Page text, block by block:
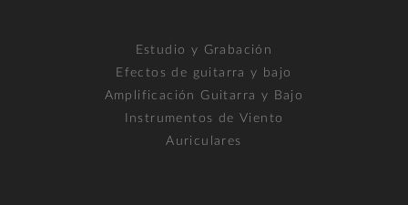
Estudio y Grabación
Efectos de guitarra y bajo
Amplificación Guitarra y Bajo
Instrumentos de Viento
Auriculares